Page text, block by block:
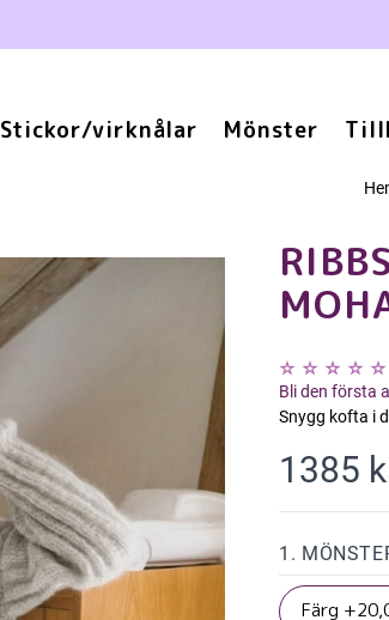
Stickor/virknålar Mönster
Bli den första
Snygg kofta i
1385
1.